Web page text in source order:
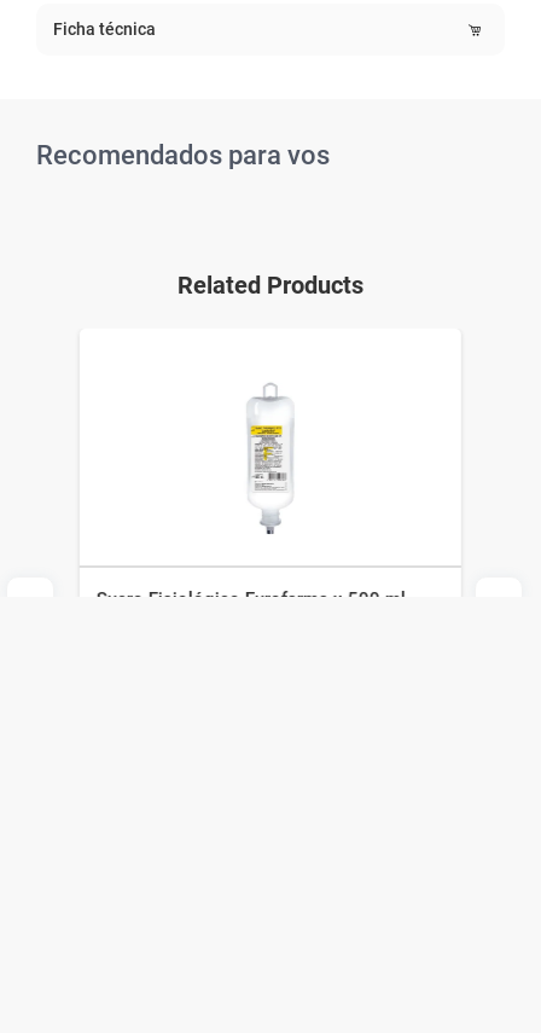
Ficha técnica
Recomendados para vos
Related Products
Suero Fisiológico Eurofarma x 500 ml